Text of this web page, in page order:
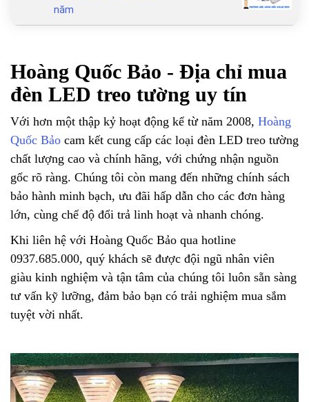
năm
Hoàng Quốc Bảo - Địa chỉ mua
đèn LED treo tường uy tín
Với hơn một thập kỷ hoạt động kể từ năm 2008, Hoàng
Quốc Bảo cam kết cung cấp các loại đèn LED treo tường
chất lượng cao và chính hãng, với chứng nhận nguồn
gốc rõ ràng. Chúng tôi còn mang đến những chính sách
bảo hành minh bạch, ưu đãi hấp dẫn cho các đơn hàng
lớn, cùng chế độ đổi trả linh hoạt và nhanh chóng.
Khi liên hệ với Hoàng Quốc Bảo qua hotline
0937.685.000, quý khách sẽ được đội ngũ nhân viên
giàu kinh nghiệm và tận tâm của chúng tôi luôn sẵn sàng
tư vấn kỹ lưỡng, đảm bảo bạn có trải nghiệm mua sắm
tuyệt vời nhất.